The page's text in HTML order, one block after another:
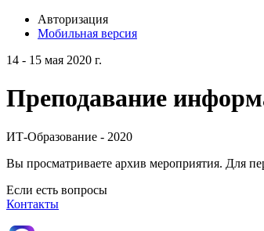
Авторизация
Мобильная версия
14 - 15 мая 2020 г.
Преподавание
ИТ-Образование - 2020
Вы просматриваете архив мероприятия. Для
Если есть вопросы
Контакты